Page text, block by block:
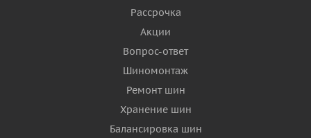
Рассрочка
Акции
Вопрос-ответ
Шиномонтаж
Ремонт шин
Хранение шин
Балансировка шин